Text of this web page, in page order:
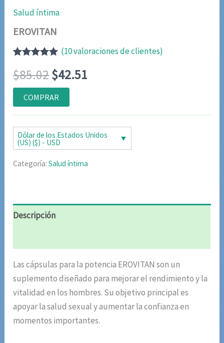
Salud íntima
EROVITAN
con4.89de
5 en base a
valoraciones
de clientes
(10valoraciones de clientes)
$85.02El
precio
original
era:
$85.02.
$42.51
actual
es:
$42.51.
COMPRAR
Dólar de los Estados Unidos
(US) ($) - USD
Categoría:Salud íntima
Descripción
Las cápsulas para la potencia EROVITAN son un
suplemento diseñado para mejorar el rendimiento y la
vitalidad en los hombres. Su objetivo principal es
apoyar la salud sexual y aumentar la confianza en
momentos importantes.